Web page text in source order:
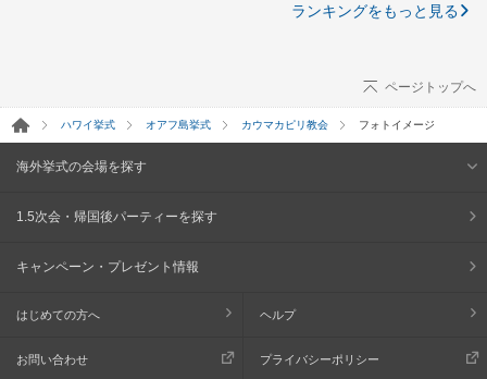
ランキングをもっと見る
ページトップへ
ハワイ挙式 オアフ島挙式 カウマカピリ教会 フォトイメージ
海外挙式の会場を探す
1.5次会・帰国後パーティーを探す
キャンペーン・プレゼント情報
はじめての方へ ヘルプ
お問い合わせ プライバシーポリシー